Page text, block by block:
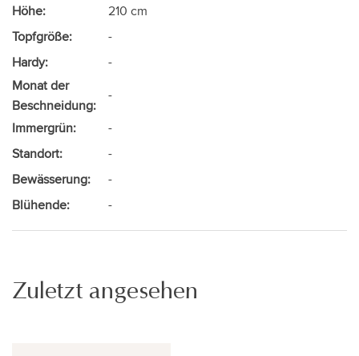
Höhe:
210 cm
Topfgröße:
-
Hardy:
-
Monat der
Beschneidung:
-
Immergrün:
-
Standort:
-
Bewässerung:
-
Blühende:
-
Zuletzt angesehen